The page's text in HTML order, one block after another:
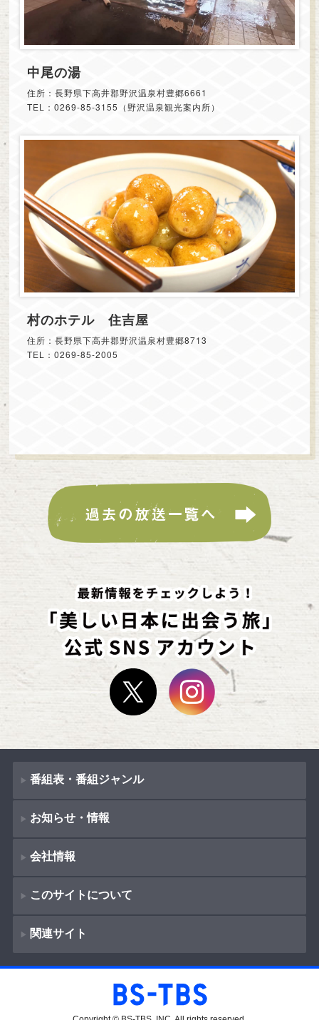
中尾の湯
住所：長野県下高井郡野沢温泉村豊郷6661
TEL：0269-85-3155（野沢温泉観光案内所）
村のホテル 住吉屋
住所：長野県下高井郡野沢温泉村豊郷8713
TEL：0269-85-2005
番組表・番組ジャンル
番組表
番組ジャンル
ドラマ
映画
お知らせ・情報
新着情報
お知らせ
イベント
ショッピング
会社情報
会社概要
（Company Information）
このサイトについて
著作権とリンク
サイトポリシー
関連サイト